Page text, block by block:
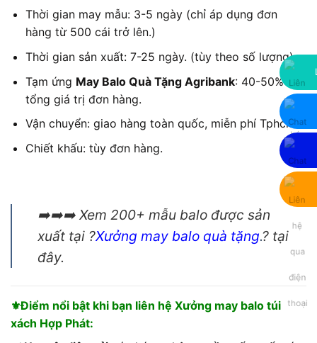
Thời gian may mẫu: 3-5 ngày (chỉ áp dụng đơn
hàng từ 500 cái trở lên.)
Thời gian sản xuất: 7-25 ngày. (tùy theo số lượng)
Tạm ứng May Balo Quà Tặng Agribank: 40-50%
tổng giá trị đơn hàng.
Vận chuyển: giao hàng toàn quốc, miễn phí Tphcm.
Chiết khấu: tùy đơn hàng.
➡️➡️➡️ Xem 200+ mẫu balo được sản
xuất tại ?Xưởng may balo quà tặng.? tại
đây.
⚜️Điểm nổi bật khi bạn liên hệ Xưởng may balo túi
xách Hợp Phát: